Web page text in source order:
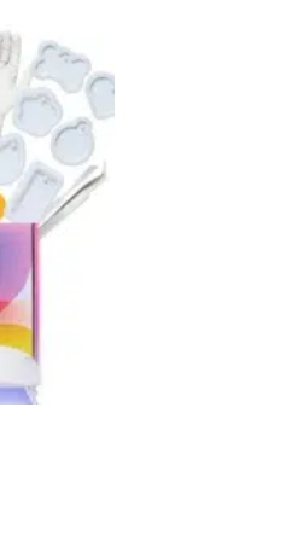
Toevoegen
aan
verlanglijst